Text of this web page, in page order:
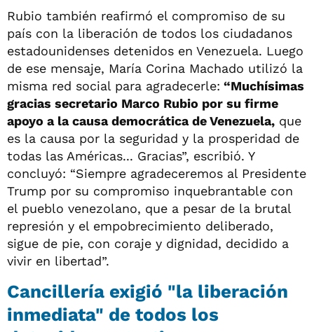
Rubio también reafirmó el compromiso de su
país con la liberación de todos los ciudadanos
estadounidenses detenidos en Venezuela. Luego
de ese mensaje, María Corina Machado utilizó la
misma red social para agradecerle: “Muchísimas
gracias secretario Marco Rubio por su firme
apoyo a la causa democrática de Venezuela, que
es la causa por la seguridad y la prosperidad de
todas las Américas... Gracias”, escribió. Y
concluyó: “Siempre agradeceremos al Presidente
Trump por su compromiso inquebrantable con
el pueblo venezolano, que a pesar de la brutal
represión y el empobrecimiento deliberado,
sigue de pie, con coraje y dignidad, decidido a
vivir en libertad”.
Cancillería exigió "la liberación
inmediata" de todos los